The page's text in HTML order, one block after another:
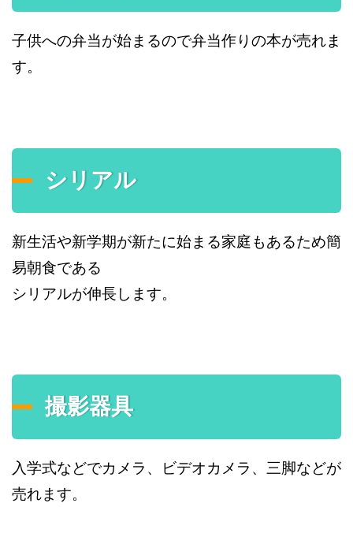
子供への弁当が始まるので弁当作りの本が売れま
す。
シリアル
新生活や新学期が新たに始まる家庭もあるため簡
易朝食である
シリアルが伸長します。
撮影器具
入学式などでカメラ、ビデオカメラ、三脚などが
売れます。